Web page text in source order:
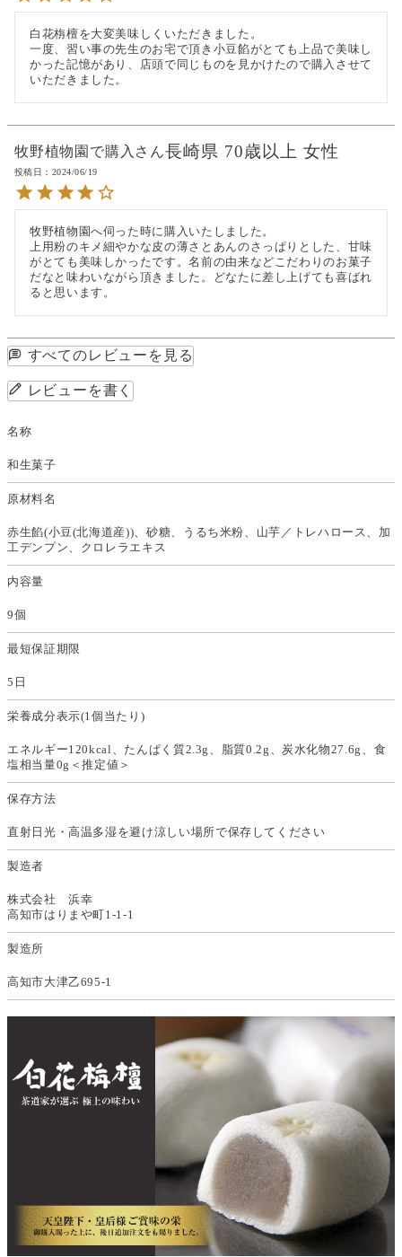
白花栴檀を大変美味しくいただきました。
一度、習い事の先生のお宅で頂き小豆餡がとても上品で美味し
かった記憶があり、店頭で同じものを見かけたので購入させて
いただきました。
牧野植物園で購入 長崎県 70歳以上 女性
投稿日 2024/06/19
牧野植物園へ伺った時に購入いたしました。
上用粉のキメ細やかな皮の薄さとあんのさっぱりとした、甘味
がとても美味しかったです。名前の由来などこだわりのお菓子
だなと味わいながら頂きました。どなたに差し上げても喜ばれ
ると思います。
すべてのレビューを見る
レビューを書く
名称
和生菓子
原材料名
赤生餡(小豆(北海道産))、砂糖、うるち米粉、山芋／トレハロース、加
工デンプン、クロレラエキス
内容量
9個
最短保証期限
5日
栄養成分表示(1個当たり)
エネルギー120kcal、たんぱく質2.3g、脂質0.2g、炭水化物27.6g、食
塩相当量0g＜推定値＞
保存方法
直射日光・高温多湿を避け涼しい場所で保存してください
製造者
株式会社 浜幸
高知市はりまや町1-1-1
製造所
高知市大津乙695-1